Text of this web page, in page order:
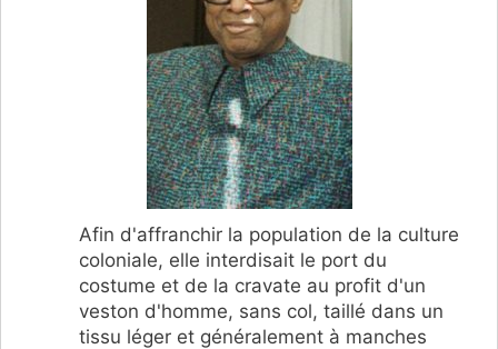
Afin d'affranchir la population de la culture
coloniale, elle interdisait le port du
costume et de la cravate au profit d'un
veston d'homme, sans col, taillé dans un
tissu léger et généralement à manches